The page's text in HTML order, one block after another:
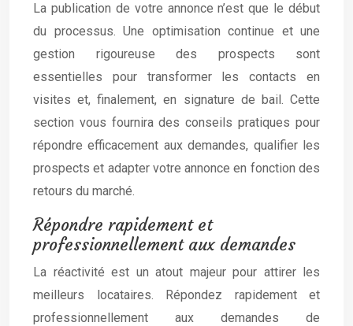
La publication de votre annonce n’est que le début
du processus. Une optimisation continue et une
gestion rigoureuse des prospects sont
essentielles pour transformer les contacts en
visites et, finalement, en signature de bail. Cette
section vous fournira des conseils pratiques pour
répondre efficacement aux demandes, qualifier les
prospects et adapter votre annonce en fonction des
retours du marché.
Répondre rapidement et
professionnellement aux demandes
La réactivité est un atout majeur pour attirer les
meilleurs locataires. Répondez rapidement et
professionnellement aux demandes de